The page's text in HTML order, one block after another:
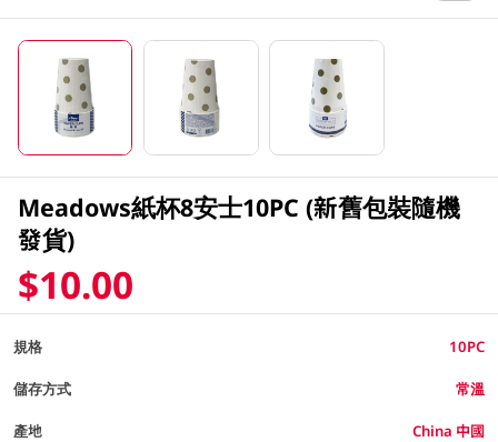
Meadows紙杯8安士10PC (新舊包裝隨機
發貨)
$10.00
規格 10PC
儲存方式 常溫
產地 China 中國